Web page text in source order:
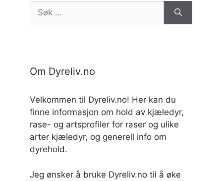
Søk
etter:
Om Dyreliv.no
Velkommen til Dyreliv.no! Her kan du
finne informasjon om hold av kjæledyr,
rase- og artsprofiler for raser og ulike
arter kjæledyr, og generell info om
dyrehold.
Jeg ønsker å bruke Dyreliv.no til å øke